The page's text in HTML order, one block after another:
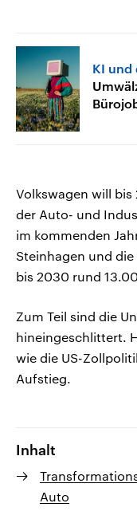
KI und
Volkswagen will
der Auto- und
im kommenden
Steinhagen und
bis 2030 rund
Zum Teil sind die
hineingeschlittert.
wie die US-
Aufstieg.
Inhalt
Auto